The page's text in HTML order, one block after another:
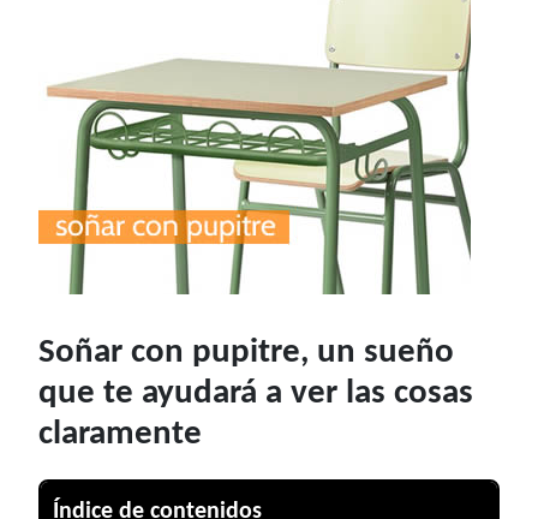
Soñar con pupitre, un sueño
que te ayudará a ver las cosas
claramente
Índice de contenidos